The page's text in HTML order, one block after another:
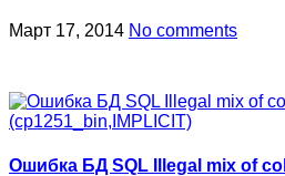
Март 17, 2014 No comments
Ошибка БД SQL Illegal mix of